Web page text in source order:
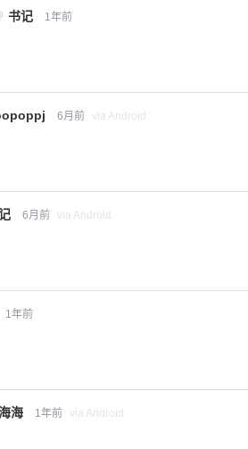
书记 1年前
6月前 via Android
6月前 via Android
1年前
海 1年前 via Android